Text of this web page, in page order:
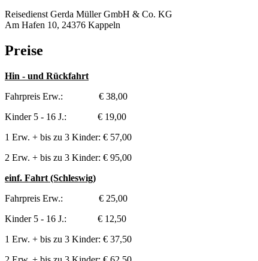
Reisedienst Gerda Müller GmbH & Co. KG
Am Hafen 10, 24376 Kappeln
Preise
Hin - und Rückfahrt
Fahrpreis Erw.: € 38,00
Kinder 5 - 16 J.: € 19,00
1 Erw. + bis zu 3 Kinder: € 57,00
2 Erw. + bis zu 3 Kinder: € 95,00
einf. Fahrt (Schleswig)
Fahrpreis Erw.: € 25,00
Kinder 5 - 16 J.: € 12,50
1 Erw. + bis zu 3 Kinder: € 37,50